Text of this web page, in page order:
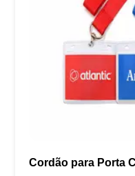
Cordão para Porta